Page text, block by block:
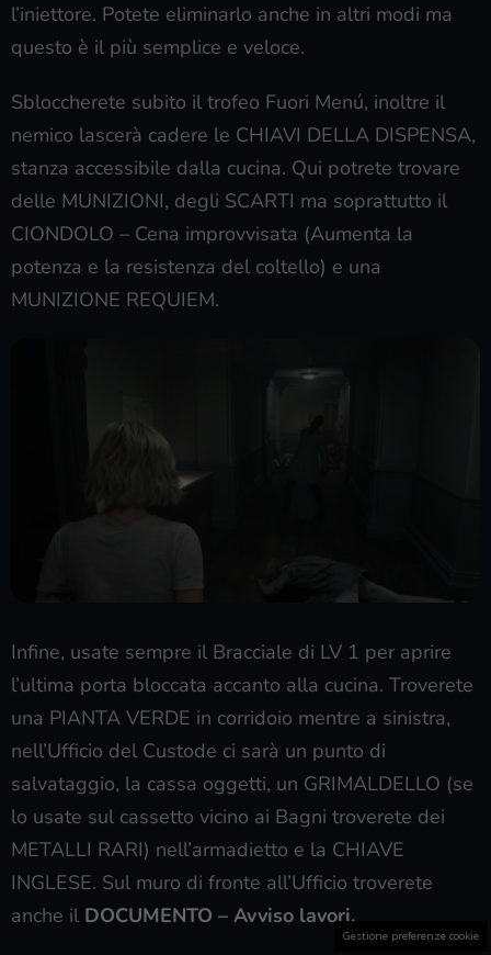
l’iniettore. Potete eliminarlo anche in altri modi ma
questo è il più semplice e veloce.
Sbloccherete subito il trofeo Fuori Menú, inoltre il
nemico lascerà cadere le CHIAVI DELLA DISPENSA,
stanza accessibile dalla cucina. Qui potrete trovare
delle MUNIZIONI, degli SCARTI ma soprattutto il
CIONDOLO – Cena improvvisata (Aumenta la
potenza e la resistenza del coltello) e una
MUNIZIONE REQUIEM.
Infine, usate sempre il Bracciale di LV 1 per aprire
l’ultima porta bloccata accanto alla cucina. Troverete
una PIANTA VERDE in corridoio mentre a sinistra,
nell’Ufficio del Custode ci sarà un punto di
salvataggio, la cassa oggetti, un GRIMALDELLO (se
lo usate sul cassetto vicino ai Bagni troverete dei
METALLI RARI) nell’armadietto e la CHIAVE
INGLESE. Sul muro di fronte all’Ufficio troverete
anche il DOCUMENTO – Avviso lavori.
Gestione preferenze cookie